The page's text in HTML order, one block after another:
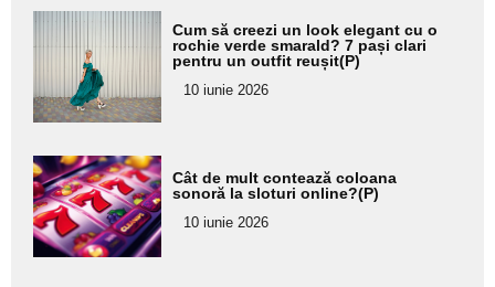
Adaugă
aici textul
pentru
subtitlu
Cum să creezi un look elegant cu o
rochie verde smarald? 7 pași clari
pentru un outfit reușit(P)
10 iunie 2026
Adaugă
aici textul
pentru
subtitlu
Cât de mult contează coloana
sonoră la sloturi online?(P)
10 iunie 2026